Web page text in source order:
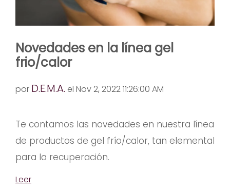
Novedades en la línea gel
frio/calor
por D.E.M.A. el Nov 2, 2022 11:26:00 AM
Te contamos las novedades en nuestra línea
de productos de gel frío/calor, tan elemental
para la recuperación.
Leer